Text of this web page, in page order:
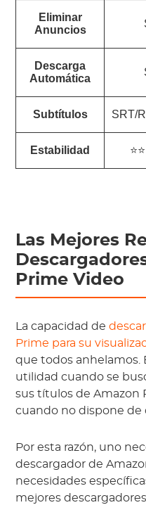
Eliminar
Anuncios
Descarga
Automática
Subtítulos SRT/
Estabilidad
Las Mejores
Prime Video
La capacidad de
Prime para su
que todos anhelamos.
utilidad cuando se
sus títulos de Amazon
cuando no dispone de
Por esta razón, uno
descargador de
necesidades
mejores